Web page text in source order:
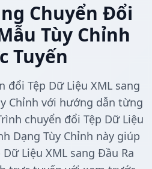
Chuyển Đổi
Tùy Chỉnh
Tuyến
đổi Tệp Dữ Liệu XML sang
Chỉnh với hướng dẫn từng
chuyển đổi Tệp Dữ Liệu
Dạng Tùy Chỉnh này giúp
Liệu XML sang Đầu Ra